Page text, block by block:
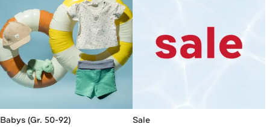
Babys (Gr. 50-92) Sale